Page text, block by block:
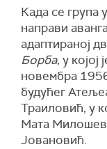
Када се група
направи
адаптираној
Борба, у
новембра
будућег
Траиловић, у
Мата
Јовановић.